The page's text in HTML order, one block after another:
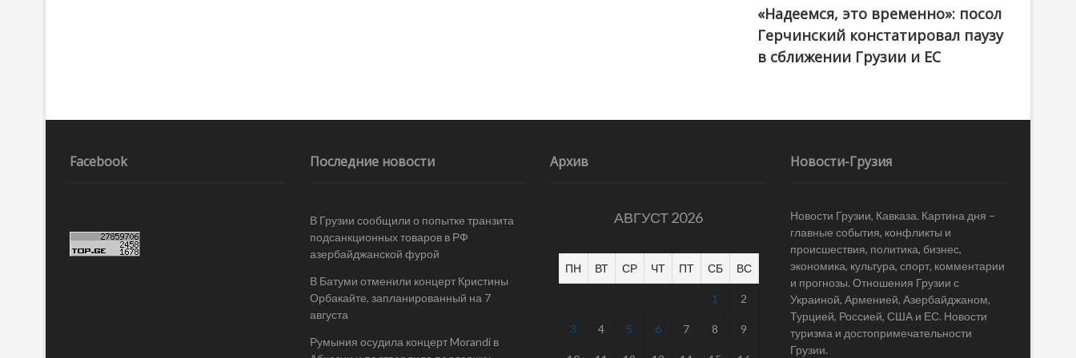
«Надеемся, это временно»: посол
Герчинский констатировал паузу
в сближении Грузии и ЕС
Facebook Последние новости
В Грузии сообщили о попытке транзита
подсанкционных товаров в РФ
азербайджанской фурой
В Батуми отменили концерт Кристины
Орбакайте, запланированный на 7
августа
Румыния осудила концерт Morandi в
Архив
АВГУСТ 2026
ПН ВТ СР ЧТ ПТ СБ ВС
1 2
3 4 5 6 7 8 9
Новости-Грузия
Новости Грузии, Кавказа. Картина дня –
главные события, конфликты и
происшествия, политика, бизнес,
экономика, культура, спорт, комментарии
и прогнозы. Отношения Грузии с
Украиной, Арменией, Азербайджаном,
Турцией, Россией, США и ЕС. Новости
туризма и достопримечательности
Грузии.